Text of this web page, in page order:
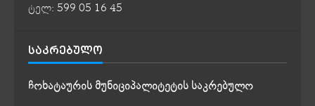
ტელ: 599 05 16 45
ᲡᲐᲙᲠᲔᲑᲣᲚᲝ
ჩოხატაურის მუნიციპალიტეტის საკრებულო